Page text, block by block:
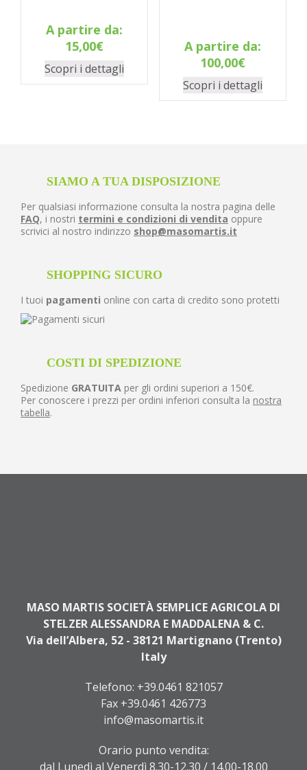
A partire da:
15,00€
Scopri i dettagli
A partire da:
100,00€
Scopri i dettagli
SIAMO A TUA DISPOSIZIONE
Per qualsiasi informazione consulta la nostra pagina delle
FAQ, i nostri termini e condizioni di vendita oppure
scrivici al nostro indirizzo shop@masomartis.it
SHOPPING SICURO
I tuoi pagamenti online con carta di credito sono protetti
COSTI DI SPEDIZIONE
Spedizione GRATUITA per gli ordini superiori a 150€.
Per conoscere i prezzi per ordini inferiori consulta la nostra
tabella.
MASO MARTIS SOCIETÀ SEMPLICE AGRICOLA DI
STELZER ALESSANDRA E MADDALENA & C.
Via dell’Albera, 52 - 38121 Martignano (Trento)
Italy
Telefono: +39.0461 821057
Fax +39.0461 426773
info@masomartis.it
Orario punto vendita:
dal Lunedì al Venerdì 8.30-12.30 / 14.00-18.00